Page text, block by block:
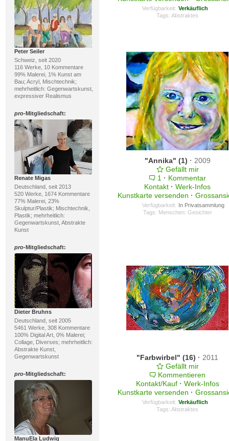
Peter Seiler
Schweiz, seit 2020
116 Werke, 10 Kommentare
99% Malerei, 1% Kunst am
Bau; Acryl, Mischtechnik;
mehrheitlich: Gegenwartskunst,
expressiver Realismus
pro-Mitgliedschaft:
Renate Migas
Deutschland, seit 2013
520 Werke, 1674 Kommentare
77% Malerei, 23%
Skulptur/Plastik; Mischtechnik,
Plastik; mehrheitlich:
Gegenwartskunst, Abstrakte
Kunst
pro-Mitgliedschaft:
Dieter Bruhns
Deutschland, seit 2005
5461 Werke, 308 Kommentare
100% Digital Art, 0% Malerei;
Collage, Diverses; mehrheitlich:
Abstrakte Kunst,
Gegenwartskunst
pro-Mitgliedschaft:
ManuEla Ludwig
Verfügbarkeit: Verkäuflich
Tags:Abstraktes
"Annika" (1) · 2009
Gefällt mir
1 · Kommentar
Kontakt · Werk-Infos
Kunstkarte versenden ·
Verfügbarkeit: In Privatsammlung
Tags: Menschen: Gesichter
"Farbwirbel" (16) · 2011
Gefällt mir
Kommentieren
Kontakt/Kauf · Werk-Infos
Kunstkarte versenden ·
Verfügbarkeit: Verkäuflich
Tags:Abstraktes